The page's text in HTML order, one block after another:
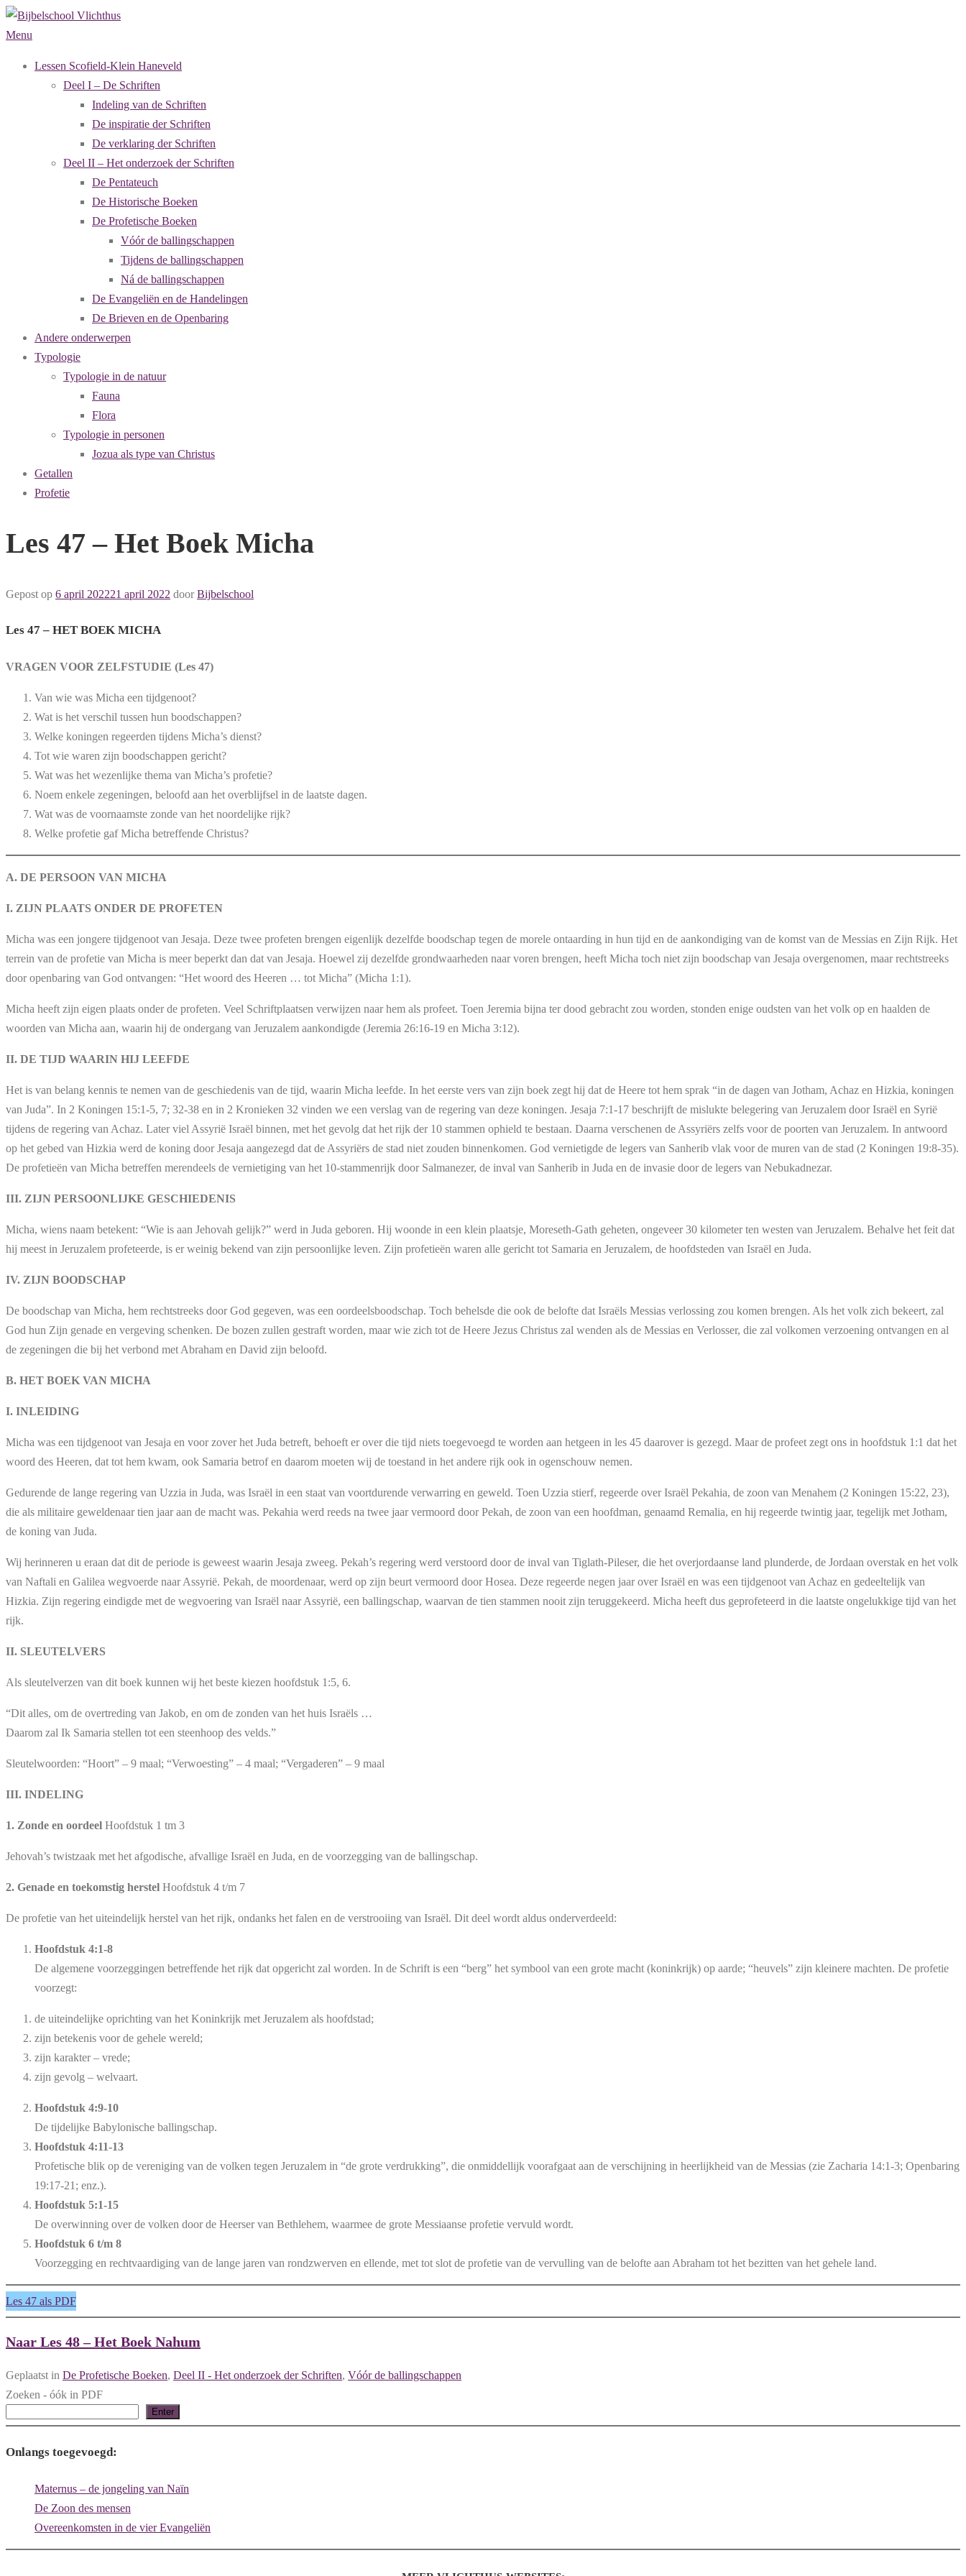
Ga
naar
inhoud
Menu
Lessen Scofield-Klein Haneveld
Deel I – De Schriften
Indeling van de Schriften
De inspiratie der Schriften
De verklaring der Schriften
Deel II – Het onderzoek der Schriften
De Pentateuch
De Historische Boeken
De Profetische Boeken
Vóór de ballingschappen
Tijdens de ballingschappen
Ná de ballingschappen
De Evangeliën en de Handelingen
De Brieven en de Openbaring
Andere onderwerpen
Typologie
Typologie in de natuur
Fauna
Flora
Typologie in personen
Jozua als type van Christus
Getallen
Profetie
Les 47 – Het Boek Micha
Gepost op 6 april 202221 april 2022 doorBijbelschool
Les 47 – HET BOEK MICHA
VRAGEN VOOR ZELFSTUDIE (Les 47)
Van wie was Micha een tijdgenoot?
Wat is het verschil tussen hun boodschappen?
Welke koningen regeerden tijdens Micha’s dienst?
Tot wie waren zijn boodschappen gericht?
Wat was het wezenlijke thema van Micha’s profetie?
Noem enkele zegeningen, beloofd aan het overblijfsel in de laatste dagen.
Wat was de voornaamste zonde van het noordelijke rijk?
Welke profetie gaf Micha betreffende Christus?
A. DE PERSOON VAN MICHA
I. ZIJN PLAATS ONDER DE PROFETEN
Micha was een jongere tijdgenoot van Jesaja. Deze twee profeten brengen eigenlijk dezelfde boodschap tegen de morele ontaarding in hun tijd en de aankondiging van de komst van de Messias en Zijn Rijk. Het
terrein van de profetie van Micha is meer beperkt dan dat van Jesaja. Hoewel zij dezelfde grondwaarheden naar voren brengen, heeft Micha toch niet zijn boodschap van Jesaja overgenomen, maar rechtstreeks
door openbaring van God ontvangen: “Het woord des Heeren … tot Micha” (Micha 1:1).
Micha heeft zijn eigen plaats onder de profeten. Veel Schriftplaatsen verwijzen naar hem als profeet. Toen Jeremia bijna ter dood gebracht zou worden, stonden enige oudsten van het volk op en haalden de
woorden van Micha aan, waarin hij de ondergang van Jeruzalem aankondigde (Jeremia 26:16-19 en Micha 3:12).
II. DE TIJD WAARIN HIJ LEEFDE
Het is van belang kennis te nemen van de geschiedenis van de tijd, waarin Micha leefde. In het eerste vers van zijn boek zegt hij dat de Heere tot hem sprak “in de dagen van Jotham, Achaz en Hizkia, koningen
van Juda”. In 2 Koningen 15:1-5, 7; 32-38 en in 2 Kronieken 32 vinden we een verslag van de regering van deze koningen. Jesaja 7:1-17 beschrijft de mislukte belegering van Jeruzalem door Israël en Syrië
tijdens de regering van Achaz. Later viel Assyrië Israël binnen, met het gevolg dat het rijk der 10 stammen ophield te bestaan. Daarna verschenen de Assyriërs zelfs voor de poorten van Jeruzalem. In antwoord
op het gebed van Hizkia werd de koning door Jesaja aangezegd dat de Assyriërs de stad niet zouden binnenkomen. God vernietigde de legers van Sanherib vlak voor de muren van de stad (2 Koningen 19:8-35).
De profetieën van Micha betreffen merendeels de vernietiging van het 10-stammenrijk door Salmanezer, de inval van Sanherib in Juda en de invasie door de legers van Nebukadnezar.
III. ZIJN PERSOONLIJKE GESCHIEDENIS
Micha, wiens naam betekent: “Wie is aan Jehovah gelijk?” werd in Juda geboren. Hij woonde in een klein plaatsje, Moreseth-Gath geheten, ongeveer 30 kilometer ten westen van Jeruzalem. Behalve het feit dat
hij meest in Jeruzalem profeteerde, is er weinig bekend van zijn persoonlijke leven. Zijn profetieën waren alle gericht tot Samaria en Jeruzalem, de hoofdsteden van Israël en Juda.
IV. ZIJN BOODSCHAP
De boodschap van Micha, hem rechtstreeks door God gegeven, was een oordeelsboodschap. Toch behelsde die ook de belofte dat Israëls Messias verlossing zou komen brengen. Als het volk zich bekeert, zal
God hun Zijn genade en vergeving schenken. De bozen zullen gestraft worden, maar wie zich tot de Heere Jezus Christus zal wenden als de Messias en Verlosser, die zal volkomen verzoening ontvangen en al
de zegeningen die bij het verbond met Abraham en David zijn beloofd.
B. HET BOEK VAN MICHA
I. INLEIDING
Micha was een tijdgenoot van Jesaja en voor zover het Juda betreft, behoeft er over die tijd niets toegevoegd te worden aan hetgeen in les 45 daarover is gezegd. Maar de profeet zegt ons in hoofdstuk 1:1 dat het
woord des Heeren, dat tot hem kwam, ook Samaria betrof en daarom moeten wij de toestand in het andere rijk ook in ogenschouw nemen.
Gedurende de lange regering van Uzzia in Juda, was Israël in een staat van voortdurende verwarring en geweld. Toen Uzzia stierf, regeerde over Israël Pekahia, de zoon van Menahem (2 Koningen 15:22, 23),
die als militaire geweldenaar tien jaar aan de macht was. Pekahia werd reeds na twee jaar vermoord door Pekah, de zoon van een hoofdman, genaamd Remalia, en hij regeerde twintig jaar, tegelijk met Jotham,
de koning van Juda.
Wij herinneren u eraan dat dit de periode is geweest waarin Jesaja zweeg. Pekah’s regering werd verstoord door de inval van Tiglath-Pileser, die het overjordaanse land plunderde, de Jordaan overstak en het volk
van Naftali en Galilea wegvoerde naar Assyrië. Pekah, de moordenaar, werd op zijn beurt vermoord door Hosea. Deze regeerde negen jaar over Israël en was een tijdgenoot van Achaz en gedeeltelijk van
Hizkia. Zijn regering eindigde met de wegvoering van Israël naar Assyrië, een ballingschap, waarvan de tien stammen nooit zijn teruggekeerd. Micha heeft dus geprofeteerd in die laatste ongelukkige tijd van het
rijk.
II. SLEUTELVERS
Als sleutelverzen van dit boek kunnen wij het beste kiezen hoofdstuk 1:5, 6.
“Dit alles, om de overtreding van Jakob, en om de zonden van het huis Israëls …
Daarom zal Ik Samaria stellen tot een steenhoop des velds.”
Sleutelwoorden: “Hoort” – 9 maal; “Verwoesting” – 4 maal; “Vergaderen” – 9 maal
III. INDELING
1. Zonde en oordeel Hoofdstuk 1 tm 3
Jehovah’s twistzaak met het afgodische, afvallige Israël en Juda, en de voorzegging van de ballingschap.
2. Genade en toekomstig herstel Hoofdstuk 4 t/m 7
De profetie van het uiteindelijk herstel van het rijk, ondanks het falen en de verstrooiing van Israël. Dit deel wordt aldus onderverdeeld:
Hoofdstuk 4:1-8
De algemene voorzeggingen betreffende het rijk dat opgericht zal worden. In de Schrift is een “berg” het symbool van een grote macht (koninkrijk) op aarde; “heuvels” zijn kleinere machten. De profetie
voorzegt:
de uiteindelijke oprichting van het Koninkrijk met Jeruzalem als hoofdstad;
zijn betekenis voor de gehele wereld;
zijn karakter – vrede;
zijn gevolg – welvaart.
Hoofdstuk 4:9-10
De tijdelijke Babylonische ballingschap.
Hoofdstuk 4:11-13
Profetische blik op de vereniging van de volken tegen Jeruzalem in “de grote verdrukking”, die onmiddellijk voorafgaat aan de verschijning in heerlijkheid van de Messias (zie Zacharia 14:1-3; Openbaring
19:17-21; enz.).
Hoofdstuk 5:1-15
De overwinning over de volken door de Heerser van Bethlehem, waarmee de grote Messiaanse profetie vervuld wordt.
Hoofdstuk 6 t/m 8
Voorzegging en rechtvaardiging van de lange jaren van rondzwerven en ellende, met tot slot de profetie van de vervulling van de belofte aan Abraham tot het bezitten van het gehele land.
Les 47 als PDF
Naar Les 48 – Het Boek Nahum
Geplaatst in De Profetische Boeken, Deel II - Het onderzoek der Schriften, Vóór de ballingschappen
Zoeken - óók in PDF
Enter
Onlangs toegevoegd:
Maternus – de jongeling van Naïn
De Zoon des mensen
Overeenkomsten in de vier Evangeliën